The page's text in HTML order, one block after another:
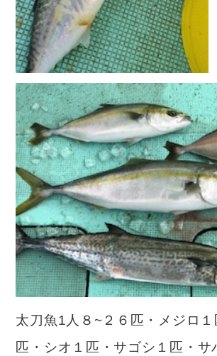
太刀魚1人８~２６匹・メジロ１
匹・シオ１匹・サゴシ１匹・サ